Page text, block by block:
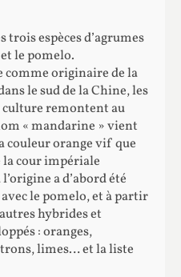
trois espèces d’agrumes
le pomelo.
comme originaire de la
le sud de la Chine, les
culture remontent au
« mandarine » vient
couleur orange vif que
cour impériale
a d’abord été
le pomelo, et à partir
hybrides et
: oranges,
limes… et la liste